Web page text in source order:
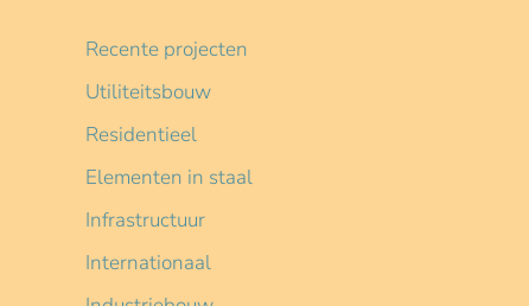
Recente projecten
Utiliteitsbouw
Residentieel
Elementen in staal
Infrastructuur
Internationaal